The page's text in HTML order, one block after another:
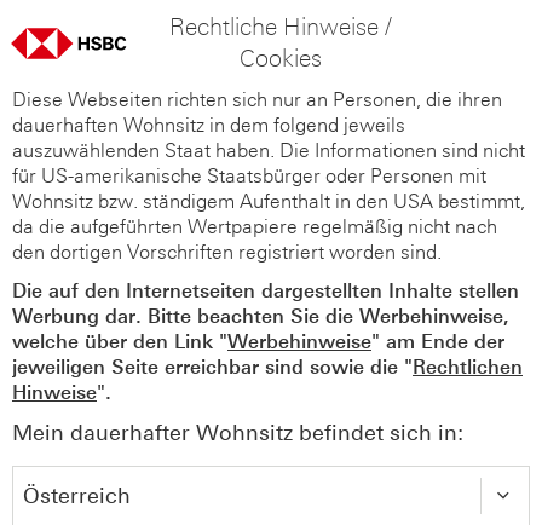
Rechtliche Hinweise /
Cookies
Diese Webseiten richten sich nur an Personen, die ihren
dauerhaften Wohnsitz in dem folgend jeweils
auszuwählenden Staat haben. Die Informationen sind nicht
für US-amerikanische Staatsbürger oder Personen mit
Wohnsitz bzw. ständigem Aufenthalt in den USA bestimmt,
da die aufgeführten Wertpapiere regelmäßig nicht nach
den dortigen Vorschriften registriert worden sind.
Die auf den Internetseiten dargestellten Inhalte stellen
Werbung dar. Bitte beachten Sie die Werbehinweise,
welche über den Link "Werbehinweise" am Ende der
jeweiligen Seite erreichbar sind sowie die "Rechtlichen
Hinweise".
Mein dauerhafter Wohnsitz befindet sich in: